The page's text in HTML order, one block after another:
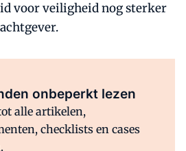
voor veiligheid nog sterker
onbeperkt lezen
alle artikelen,
checklists en cases